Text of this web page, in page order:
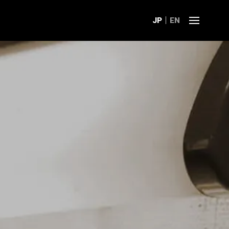
JP EN